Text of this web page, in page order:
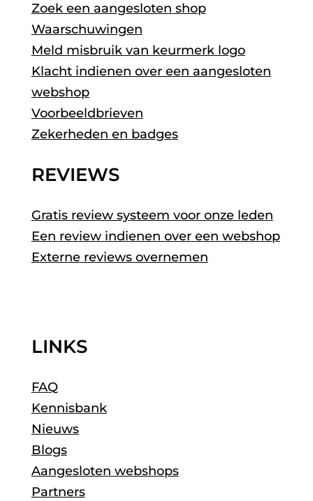
Zoek een aangesloten shop
Waarschuwingen
Meld misbruik van keurmerk logo
Klacht indienen over een aangesloten
webshop
Voorbeeldbrieven
Zekerheden en badges
REVIEWS
Gratis review systeem voor onze leden
Een review indienen over een webshop
Externe reviews overnemen
LINKS
FAQ
Kennisbank
Nieuws
Blogs
Aangesloten webshops
Partners